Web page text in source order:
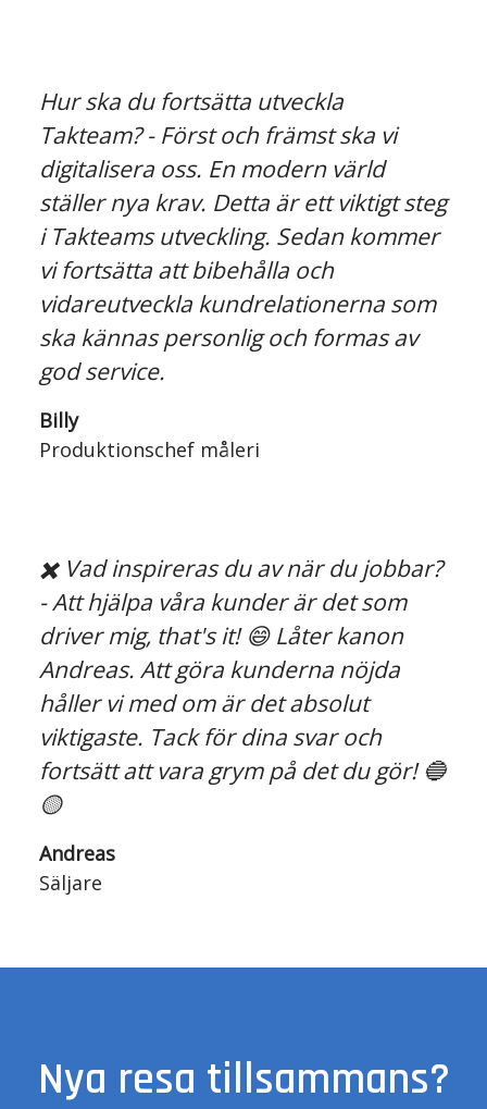
Hur ska du fortsätta utveckla
Takteam? - Först och främst ska vi
digitalisera oss. En modern värld
ställer nya krav. Detta är ett viktigt steg
i Takteams utveckling. Sedan kommer
vi fortsätta att bibehålla och
vidareutveckla kundrelationerna som
ska kännas personlig och formas av
god service.
Billy
Produktionschef måleri
✖️ Vad inspireras du av när du jobbar?
- Att hjälpa våra kunder är det som
driver mig, that's it! 😄 Låter kanon
Andreas. Att göra kunderna nöjda
håller vi med om är det absolut
viktigaste. Tack för dina svar och
fortsätt att vara grym på det du gör! 🔵
🟡
Andreas
Säljare
Nya resa tillsammans?